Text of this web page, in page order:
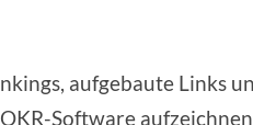
aufgebaute Links
OKR-Software